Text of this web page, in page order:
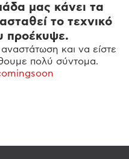
μας κάνει τα
το τεχνικό
προέκυψε.
και να είστε
πολύ σύντομα.